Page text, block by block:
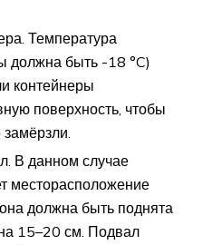
Температура
должна быть -18 °C)
контейнеры
поверхность, чтобы
В данном случае
месторасположение
должна быть поднята
15–20 см. Подвал